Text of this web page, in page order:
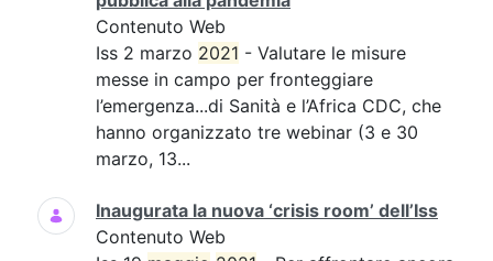
Contenuto Web
Iss 2 marzo 2021 - Valutare le misure
messe in campo per fronteggiare
l’emergenza...di Sanità e l’Africa CDC, che
hanno organizzato tre webinar (3 e 30
marzo, 13...
Inaugurata la nuova ‘crisis room’ dell’Iss
Contenuto Web